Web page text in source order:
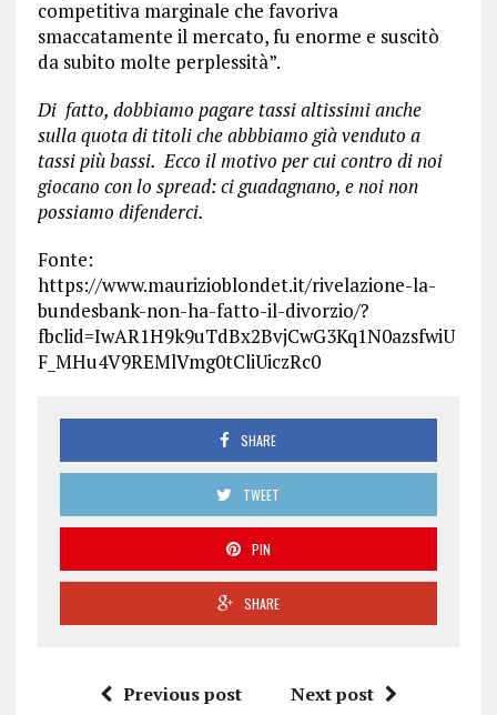
competitiva marginale che favoriva
smaccatamente il mercato, fu enorme e suscitò
da subito molte perplessità”.
Di fatto, dobbiamo pagare tassi altissimi anche
sulla quota di titoli che abbbiamo già venduto a
tassi più bassi. Ecco il motivo per cui contro di noi
giocano con lo spread: ci guadagnano, e noi non
possiamo difenderci.
Fonte:
https://www.maurizioblondet.it/rivelazione-la-
bundesbank-non-ha-fatto-il-divorzio/?
fbclid=IwAR1H9k9uTdBx2BvjCwG3Kq1N0azsfwiU
F_MHu4V9REMlVmg0tCliUiczRc0
SHARE
TWEET
PIN
SHARE
Previous post Next post